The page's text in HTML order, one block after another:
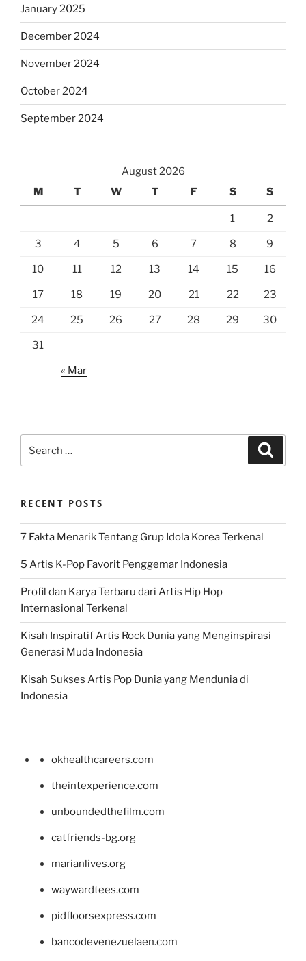
January 2025
December 2024
November 2024
October 2024
September 2024
August 2026
M
T W T F S S
1 2
3 4 5 6 7 8 9
10 11 12 13 14 15 16
17 18 19 20 21 22 23
24 25 26 27 28 29 30
31
« Mar
for:
RECENT POSTS
7 Fakta Menarik Tentang Grup Idola Korea Terkenal
5 Artis K-Pop Favorit Penggemar Indonesia
Profil dan Karya Terbaru dari Artis Hip Hop
Internasional Terkenal
Kisah Inspiratif Artis Rock Dunia yang Menginspirasi
Generasi Muda Indonesia
Kisah Sukses Artis Pop Dunia yang Mendunia di
Indonesia
okhealthcareers.com
theintexperience.com
unboundedthefilm.com
catfriends-bg.org
marianlives.org
waywardtees.com
pidfloorsexpress.com
bancodevenezuelaen.com